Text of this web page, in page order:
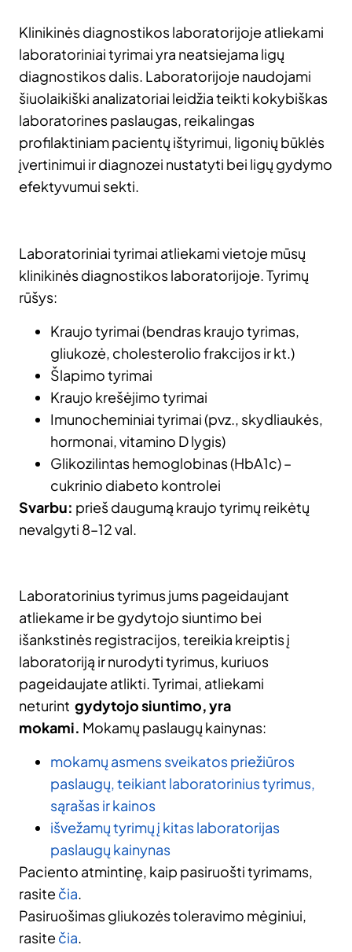
Klinikinės diagnostikos laboratorijoje atliekami
laboratoriniai tyrimai yra neatsiejama ligų
diagnostikos dalis. Laboratorijoje naudojami
šiuolaikiški analizatoriai leidžia teikti kokybiškas
laboratorines paslaugas, reikalingas
profilaktiniam pacientų ištyrimui, ligonių būklės
įvertinimui ir diagnozei nustatyti bei ligų gydymo
efektyvumui sekti.
Laboratoriniai tyrimai atliekami vietoje mūsų
klinikinės diagnostikos laboratorijoje. Tyrimų
rūšys:
Kraujo tyrimai (bendras kraujo tyrimas,
gliukozė, cholesterolio frakcijos ir kt.)
Šlapimo tyrimai
Kraujo krešėjimo tyrimai
Imunocheminiai tyrimai (pvz., skydliaukės,
hormonai, vitamino D lygis)
Glikozilintas hemoglobinas (HbA1c) –
cukrinio diabeto kontrolei
Svarbu: prieš daugumą kraujo tyrimų reikėtų
nevalgyti 8–12 val.
Laboratorinius tyrimus jums pageidaujant
atliekame ir be gydytojo siuntimo bei
išankstinės registracijos, tereikia kreiptis į
laboratoriją ir nurodyti tyrimus, kuriuos
pageidaujate atlikti. Tyrimai, atliekami
neturint gydytojo siuntimo, yra
mokami. Mokamų paslaugų kainynas:
mokamų asmens sveikatos priežiūros
paslaugų, teikiant laboratorinius tyrimus,
sąrašas ir kainos
išvežamų tyrimų į kitas laboratorijas
paslaugų kainynas
Paciento atmintinę, kaip pasiruošti tyrimams,
rasite čia.
Pasiruošimas gliukozės toleravimo mėginiui,
rasite čia.